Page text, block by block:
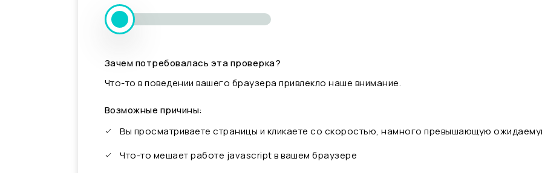
Зачем потребовалась эта проверка?
Что-то в поведении вашего браузера привлекло наше внимание.
Возможные причины:
Вы просматриваете страницы и кликаете со скоростью, намного превышающую
Что-то мешает работе javascript в вашем браузере